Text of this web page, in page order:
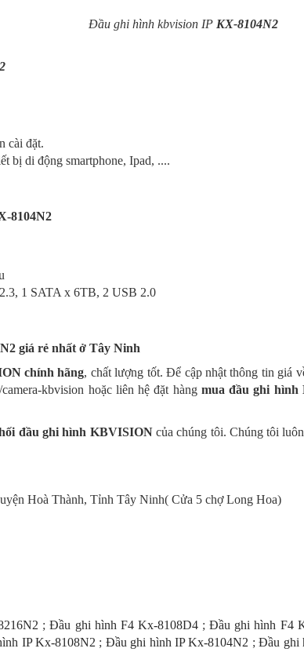
Đầu ghi hình kbvision IP KX-8104N2
cài đặt.
bị di động smartphone, Ipad, ....
8104N2
1 SATA x 6TB, 2 USB 2.0
giá rẻ nhất ở Tây Ninh
chính hãng, chất lượng tốt. Để cập nhật thông tin giá
kbvision hoặc liên hệ đặt hàng muađầu ghi hình
đầu ghi hình KBVISIONcủa chúng tôi. Chúng tôi
Hoà Thành, Tỉnh Tây Ninh( Cửa 5 chợ Long Hoa)
;Đầu ghi hình F4 Kx-8108D4;Đầu ghi hình F4
IP Kx-8108N2 ; Đầu ghi hình IP Kx-8104N2 ;Đầu ghi